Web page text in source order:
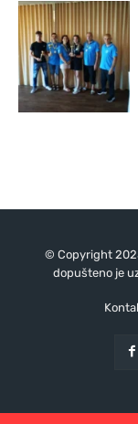
© Copyright
dopušteno je